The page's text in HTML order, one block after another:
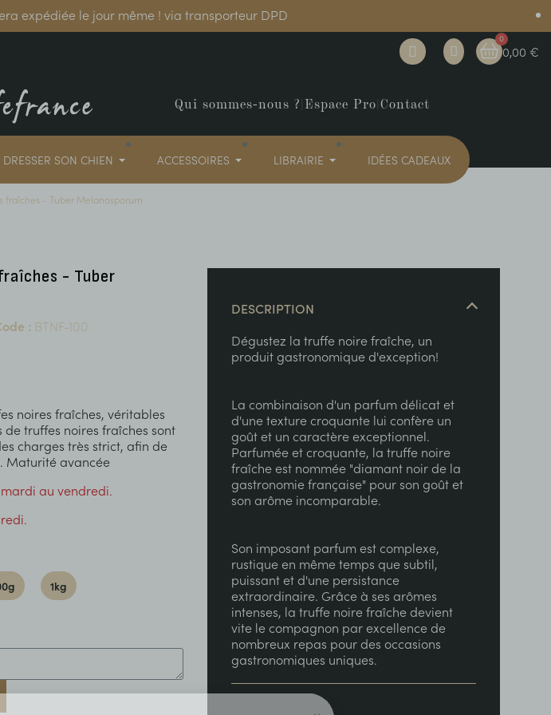
expédiée le jour même ! via transporteur DPD
0,00 €
Qui sommes-nous ?|Espace Pro|Contact
DRESSER SON CHIEN ACCESSOIRES LIBRAIRIE IDÉES CADEAUX
fraîches - Tuber Melanosporum
- Tuber
: BTNF-100
noires fraîches, véritables
truffes noires fraîches sont
charges très strict, afin de
Maturité avancée
mardi au vendredi.
1kg
DESCRIPTION
Dégustez la truffe noire fraîche, un
produit gastronomique d'exception!
La combinaison d'un parfum délicat et
d'une texture croquante lui confère un
goût et un caractère exceptionnel.
Parfumée et croquante, la truffe noire
fraîche est nommée "diamant noir de la
gastronomie française" pour son goût et
son arôme incomparable.
Son imposant parfum est complexe,
rustique en même temps que subtil,
puissant et d'une persistance
extraordinaire. Grâce à ses arômes
intenses, la truffe noire fraîche devient
vite le compagnon par excellence de
nombreux repas pour des occasions
gastronomiques uniques.